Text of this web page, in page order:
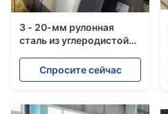
3 - 20-мм рулонная
сталь из углеродистой
ширина 700 - 2300 мм
Спросите сейчас